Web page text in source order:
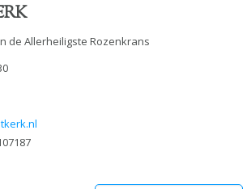
de Allerheiligste Rozenkrans